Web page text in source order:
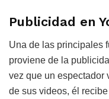
Publicidad en
Una de las principales
proviene de la
vez que un espectador
de sus videos, él